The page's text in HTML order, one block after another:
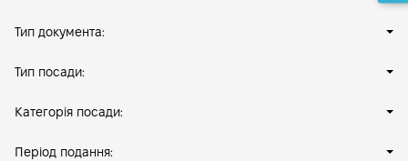
Тип документа:
Тип посади:
Категорія посади:
Період подання: